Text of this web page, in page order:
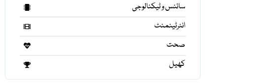
سائنس و ٹیکنالوجی
انٹرٹینمنٹ
صحت
کھیل